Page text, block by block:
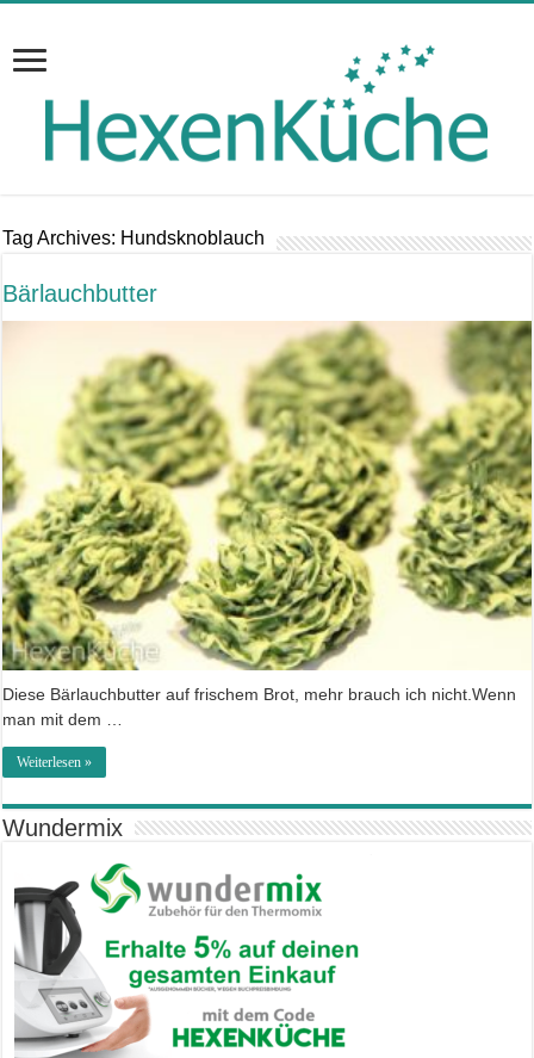
Tag Archives: Hundsknoblauch
Bärlauchbutter
Diese Bärlauchbutter auf frischem Brot, mehr brauch ich nicht.Wenn
man mit dem …
Weiterlesen »
Wundermix